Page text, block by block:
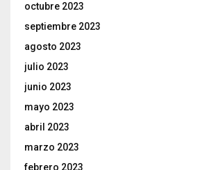
octubre 2023
septiembre 2023
agosto 2023
julio 2023
junio 2023
mayo 2023
abril 2023
marzo 2023
febrero 2023